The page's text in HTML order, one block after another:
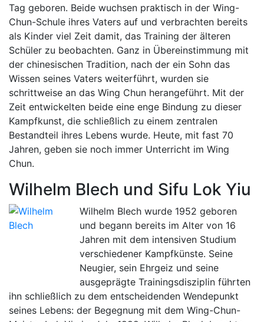
Tag geboren. Beide wuchsen praktisch in der Wing-
Chun-Schule ihres Vaters auf und verbrachten bereits
als Kinder viel Zeit damit, das Training der älteren
Schüler zu beobachten. Ganz in Übereinstimmung mit
der chinesischen Tradition, nach der ein Sohn das
Wissen seines Vaters weiterführt, wurden sie
schrittweise an das Wing Chun herangeführt. Mit der
Zeit entwickelten beide eine enge Bindung zu dieser
Kampfkunst, die schließlich zu einem zentralen
Bestandteil ihres Lebens wurde. Heute, mit fast 70
Jahren, geben sie noch immer Unterricht im Wing
Chun.
Wilhelm Blech und Sifu Lok Yiu
Wilhelm Blech wurde 1952 geboren
und begann bereits im Alter von 16
Jahren mit dem intensiven Studium
verschiedener Kampfkünste. Seine
Neugier, sein Ehrgeiz und seine
ausgeprägte Trainingsdisziplin führten
ihn schließlich zu dem entscheidenden Wendepunkt
seines Lebens: der Begegnung mit dem Wing-Chun-